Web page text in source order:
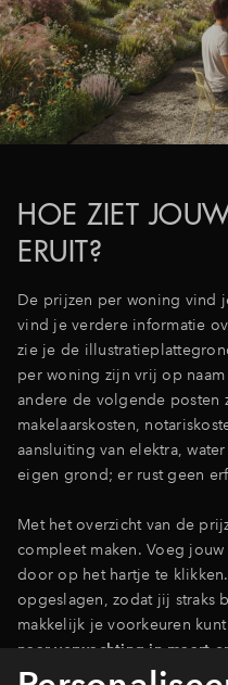
HOE ZIET
ERUIT?
De prijzen per woning vind
vind je verdere informatie
zie je de
per woning zijn vrij op
andere de volgende posten
makelaarskosten,
aansluiting van elektra,
eigen grond; er rust geen
Met het overzicht van de
compleet maken. Voeg
door op het hartje te
opgeslagen, zodat jij straks
makkelijk je voorkeuren
naar verwachting in maart
worden Q3 2023 al